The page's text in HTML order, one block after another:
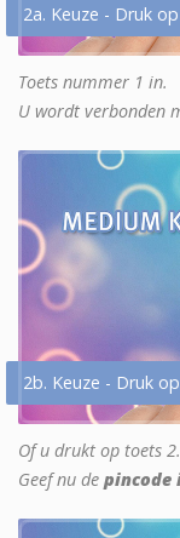
2a. Keuze - Druk
Toets nummer 1 in.
U wordt verbonden
2b. Keuze - Druk
Of u drukt op toets 2.
Geef nu de pincode